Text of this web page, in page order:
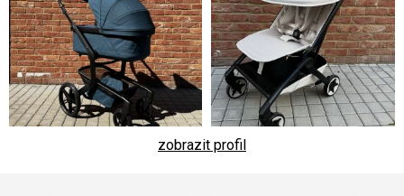
zobrazit profil